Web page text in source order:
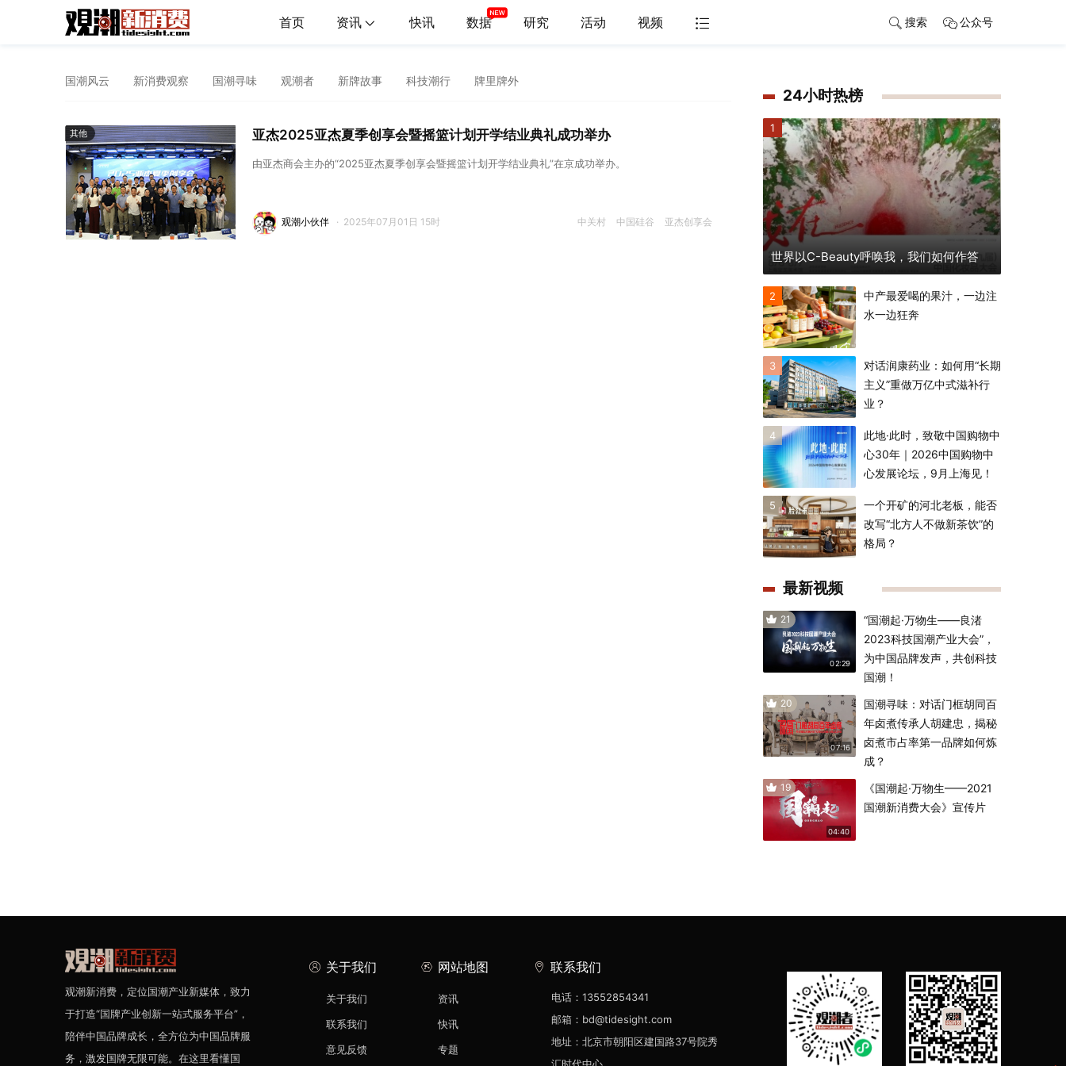
首页 资讯 快讯 数据 研究 活动 视频 搜索 公众号
国潮风云 新消费观察 国潮寻味 观潮者 新牌故事 科技潮行 牌里牌外
其他 亚杰2025亚杰夏季创享会暨摇篮计划开学结业典礼成功举办
由亚杰商会主办的“2025亚杰夏季创享会暨摇篮计划开学结业典礼”在京成功举办。
中关村 中国硅谷 亚杰创享会
观潮小伙伴 · 2025年07月01日 15时
24小时热榜
1
世界以C-Beauty呼唤我，我们如何作答
2
中产最爱喝的果汁，一边注
水一边狂奔
3
对话润康药业：如何用“长期
主义”重做万亿中式滋补行
业？
4
此地·此时，致敬中国购物中
心30年｜2026中国购物中
心发展论坛，9月上海见！
5
一个开矿的河北老板，能否
改写“北方人不做新茶饮”的
格局？
最新视频
21
02:29
“国潮起·万物生——良渚
2023科技国潮产业大会”，
为中国品牌发声，共创科技
国潮！
20
07:16
国潮寻味：对话门框胡同百
年卤煮传承人胡建忠，揭秘
卤煮市占率第一品牌如何炼
成？
19
04:40
《国潮起·万物生——2021
国潮新消费大会》宣传片
观潮新消费，定位国潮产业新媒体，致力
于打造“国牌产业创新一站式服务平台”，
陪伴中国品牌成长，全方位为中国品牌服
务，激发国牌无限可能。在这里看懂国
关于我们
关于我们
联系我们
意见反馈
网站地图
资讯
快讯
专题
联系我们
电话：13552854341
邮箱：bd@tidesight.com
地址：北京市朝阳区建国路37号院秀